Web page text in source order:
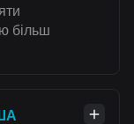
більш